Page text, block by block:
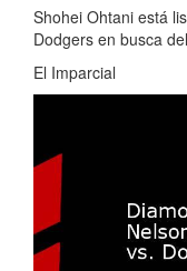
Shohei Ohtani está
Dodgers en busca
El Imparcial